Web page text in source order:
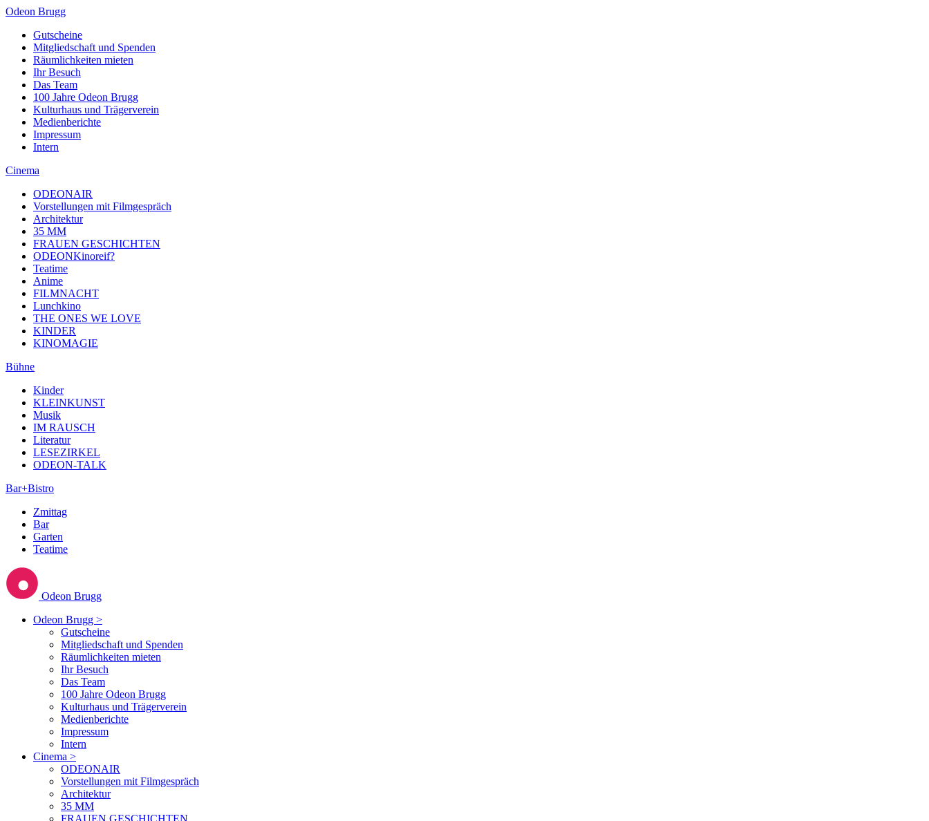
Odeon Brugg
Gutscheine
Mitgliedschaft und Spenden
Räumlichkeiten mieten
Ihr Besuch
Das Team
100 Jahre Odeon Brugg
Kulturhaus und Trägerverein
Medienberichte
Impressum
Intern
Cinema
ODEONAIR
Vorstellungen mit Filmgespräch
Architektur
35 MM
FRAUEN GESCHICHTEN
ODEONKinoreif?
Teatime
Anime
FILMNACHT
Lunchkino
THE ONES WE LOVE
KINDER
KINOMAGIE
Bühne
Kinder
KLEINKUNST
Musik
IM RAUSCH
Literatur
LESEZIRKEL
ODEON-TALK
Bar+Bistro
Zmittag
Bar
Garten
Teatime
Odeon Brugg
Odeon Brugg >
Gutscheine
Mitgliedschaft und Spenden
Räumlichkeiten mieten
Ihr Besuch
Das Team
100 Jahre Odeon Brugg
Kulturhaus und Trägerverein
Medienberichte
Impressum
Intern
Cinema >
ODEONAIR
Vorstellungen mit Filmgespräch
Architektur
35 MM
FRAUEN GESCHICHTEN